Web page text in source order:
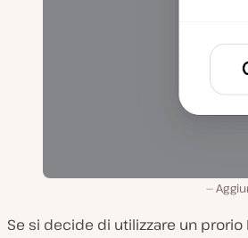
Se si decide di utilizzare un prorio